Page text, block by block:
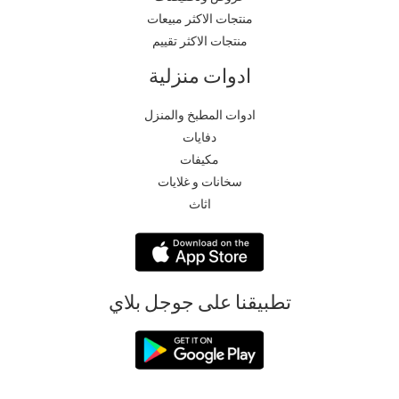
منتجات الاكثر مبيعات
منتجات الاكثر تقييم
ادوات منزلية
ادوات المطبخ والمنزل
دفايات
مكيفات
سخانات و غلايات
اثاث
تطبيقنا على جوجل بلاي